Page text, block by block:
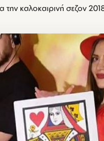
καλοκαιρινή σεζον